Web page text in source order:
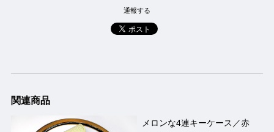
通報する
関連商品
メロンな4連キーケース／赤